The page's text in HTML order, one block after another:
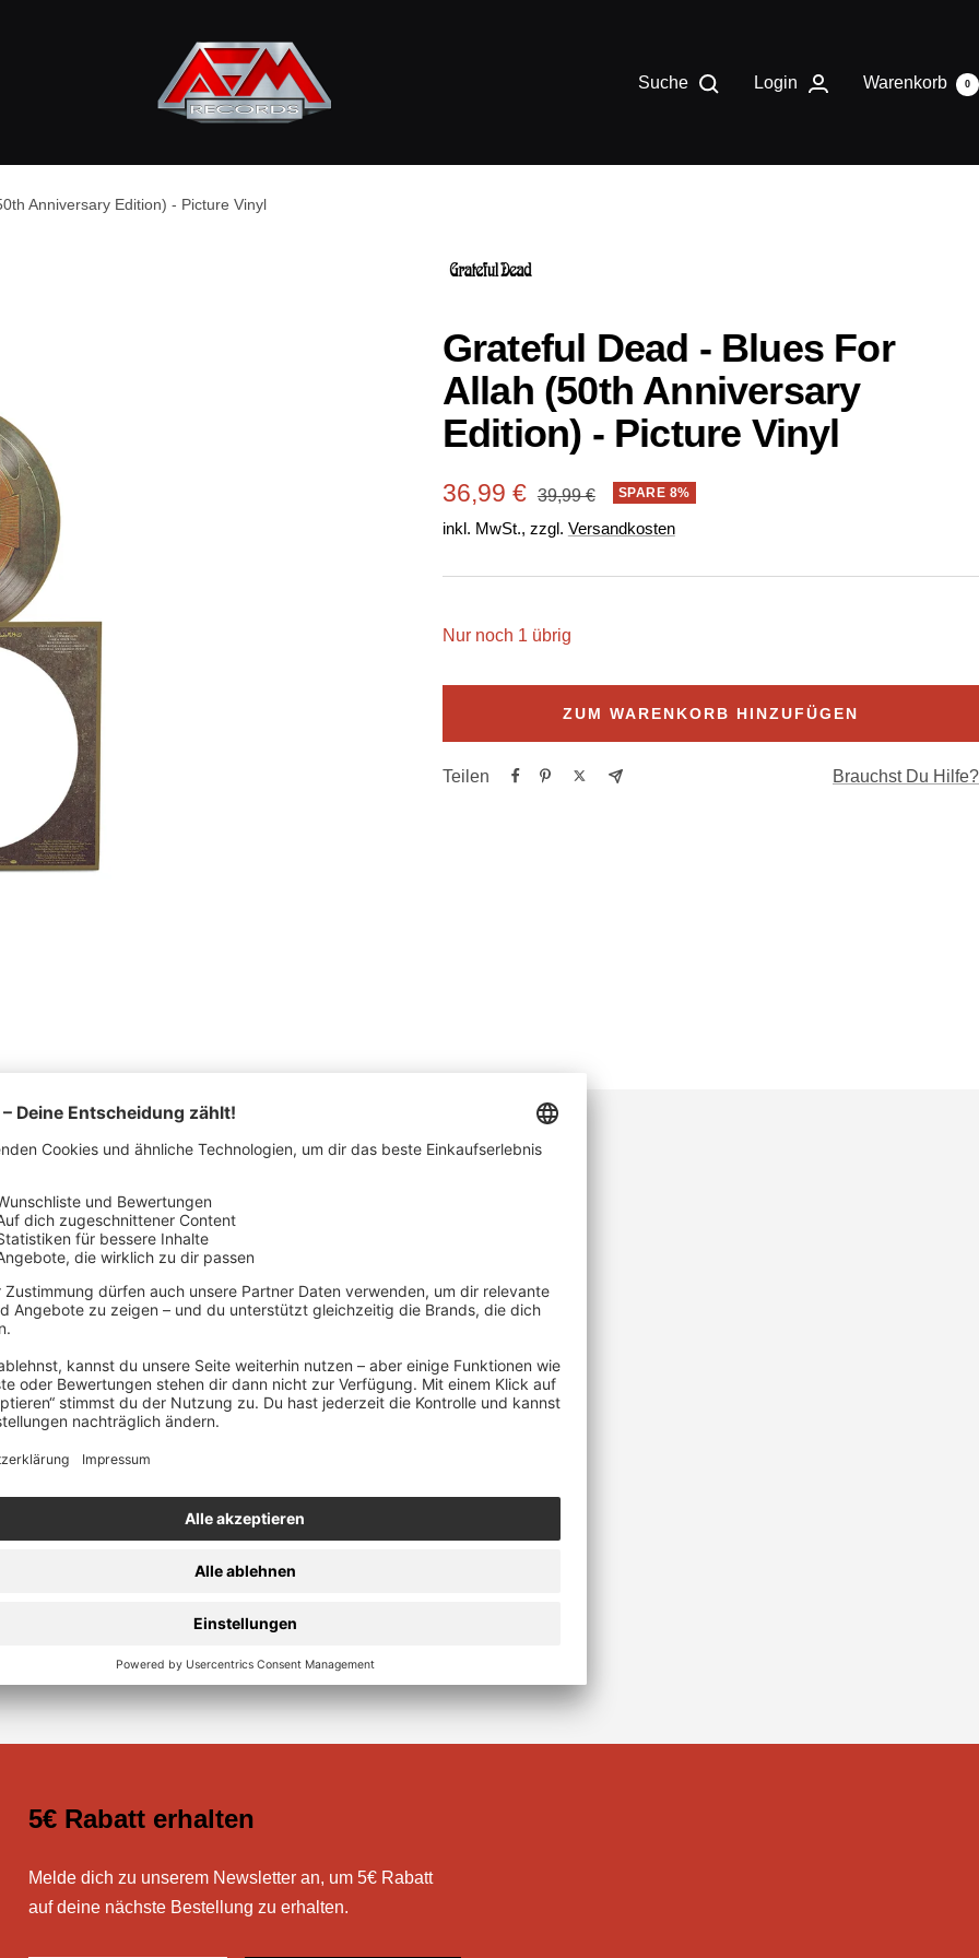
Records
Suche Login Warenkorb 0
Anniversary Edition) - Picture Vinyl
Grateful Dead - Blues For
Allah (50th Anniversary
Edition) - Picture Vinyl
Angebotspreis
36,99 € Regulärer
Preis
39,99 € SPARE 8%
inkl. MwSt., zzgl. Versandkosten
Nur noch 1 übrig
ZUM WARENKORB HINZUFÜGEN
Teilen Brauchst Du Hilfe?
5€ Rabatt erhalten
Melde dich zu unserem Newsletter an, um 5€ Rabatt
auf deine nächste Bestellung zu erhalten.